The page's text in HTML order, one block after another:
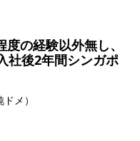
の経験以外無し、
社後2年間シンガポ
メ）